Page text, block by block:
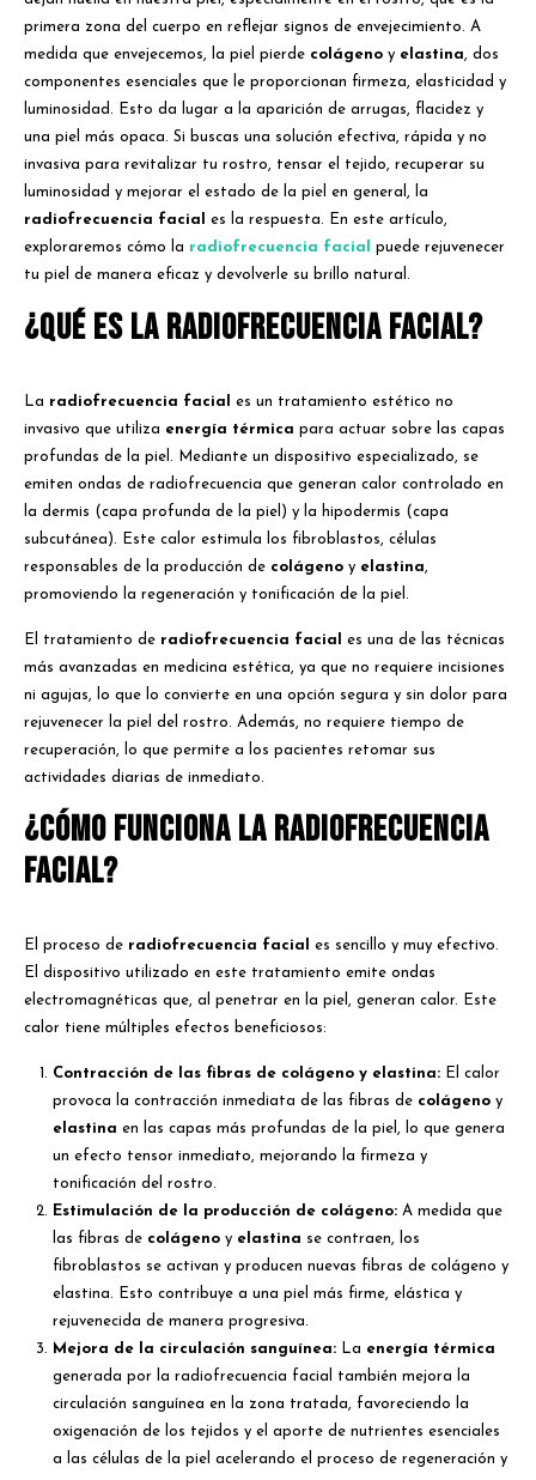
primera zona del cuerpo en reflejar signos de envejecimiento. A
medida que envejecemos, la piel pierde colágeno y elastina, dos
componentes esenciales que le proporcionan firmeza, elasticidad y
luminosidad. Esto da lugar a la aparición de arrugas, flacidez y
una piel más opaca. Si buscas una solución efectiva, rápida y no
invasiva para revitalizar tu rostro, tensar el tejido, recuperar su
luminosidad y mejorar el estado de la piel en general, la
radiofrecuencia facial es la respuesta. En este artículo,
exploraremos cómo la radiofrecuencia facial puede rejuvenecer
tu piel de manera eficaz y devolverle su brillo natural.
¿Qué es la radiofrecuencia facial?
La radiofrecuencia facial es un tratamiento estético no
invasivo que utiliza energía térmica para actuar sobre las capas
profundas de la piel. Mediante un dispositivo especializado, se
emiten ondas de radiofrecuencia que generan calor controlado en
la dermis (capa profunda de la piel) y la hipodermis (capa
subcutánea). Este calor estimula los fibroblastos, células
responsables de la producción de colágeno y elastina
promoviendo la regeneración y tonificación de la piel.
El tratamiento de radiofrecuencia facial es una de las técnicas
más avanzadas en medicina estética, ya que no requiere incisiones
ni agujas, lo que lo convierte en una opción segura y sin dolor para
rejuvenecer la piel del rostro. Además, no requiere tiempo de
recuperación, lo que permite a los pacientes retomar sus
actividades diarias de inmediato.
¿Cómo funciona la radiofrecuencia
facial?
El proceso de radiofrecuencia facial es sencillo y muy efectivo.
El dispositivo utilizado en este tratamiento emite ondas
electromagnéticas que, al penetrar en la piel, generan calor. Este
calor tiene múltiples efectos beneficiosos:
Contracción de las fibras de colágeno y elastina: El calor
provoca la contracción inmediata de las fibras de colágenoy
elastinaen las capas más profundas de la piel, lo que genera
un efecto tensor inmediato, mejorando la firmeza y
tonificación del rostro.
Estimulación de la producción de colágeno:A medida que
las fibras de colágenoy elastina se contraen, los
fibroblastos se activan y producen nuevas fibras de colágeno y
elastina. Esto contribuye a una piel más firme, elástica y
rejuvenecida de manera progresiva.
Mejora de la circulación sanguínea: La energía térmica
generada por la radiofrecuencia facial también mejora la
circulación sanguínea en la zona tratada, favoreciendo la
oxigenación de los tejidos y el aporte de nutrientes esenciales
a las células de la piel acelerando el proceso de regeneración y